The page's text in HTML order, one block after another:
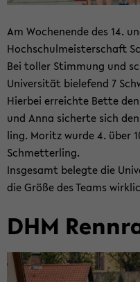
Am Wo­chen­en­de des 14.
Hoch­schul­meis­ter­schaft
Bei tol­ler Stim­mung und
Uni­ver­si­tät bie­le­fend 7
Hier­bei er­reich­te Bette
und Anna si­cher­te sich
ling. Mo­ritz wurde 4. über
Schmet­ter­ling.
Ins­ge­samt be­leg­te die
die Größe des Teams
DHM